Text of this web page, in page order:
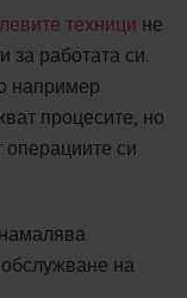
техници не
за работата си.
например
процесите, но
си
на